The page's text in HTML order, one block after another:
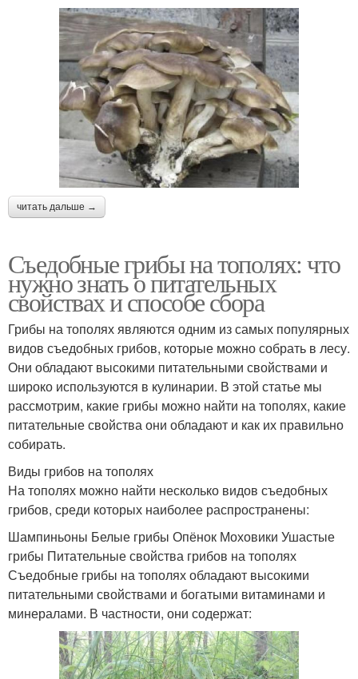
читать дальше →
Съедобные грибы на тополях: что
нужно знать о питательных
свойствах и способе сбора
Грибы на тополях являются одним из самых популярных
видов съедобных грибов, которые можно собрать в лесу.
Они обладают высокими питательными свойствами и
широко используются в кулинарии. В этой статье мы
рассмотрим, какие грибы можно найти на тополях, какие
питательные свойства они обладают и как их правильно
собирать.
Виды грибов на тополях
На тополях можно найти несколько видов съедобных
грибов, среди которых наиболее распространены:
Шампиньоны Белые грибы Опёнок Моховики Ушастые
грибы Питательные свойства грибов на тополях
Съедобные грибы на тополях обладают высокими
питательными свойствами и богатыми витаминами и
минералами. В частности, они содержат: